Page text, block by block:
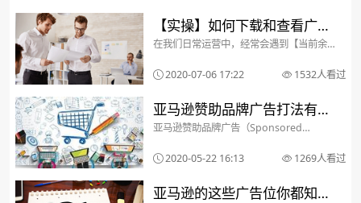
【实操】如何下载和查看广告
账单及发票
在我们日常运营中，经常会遇到【当前余
都是一次性扣除的，这不是扣除亚马逊佣
金，也不是扣除FBA仓储费，其实这是扣除
据报告】【付款】...
2020-07-06 17:22 1532人看过
亚马逊赞助品牌广告打法有套
路，来看看大卖是怎么做的
亚马逊赞助品牌广告（Sponsored
（Headline Search Ads）是亚马逊的旗
舰广告类型之一，它可以突出品牌形象、
2020-05-22 16:13 1269人看过
亚马逊的这些广告位你都知道